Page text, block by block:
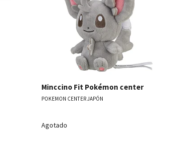
Minccino Fit Pokémon center
POKEMON CENTER JAPÓN
Agotado